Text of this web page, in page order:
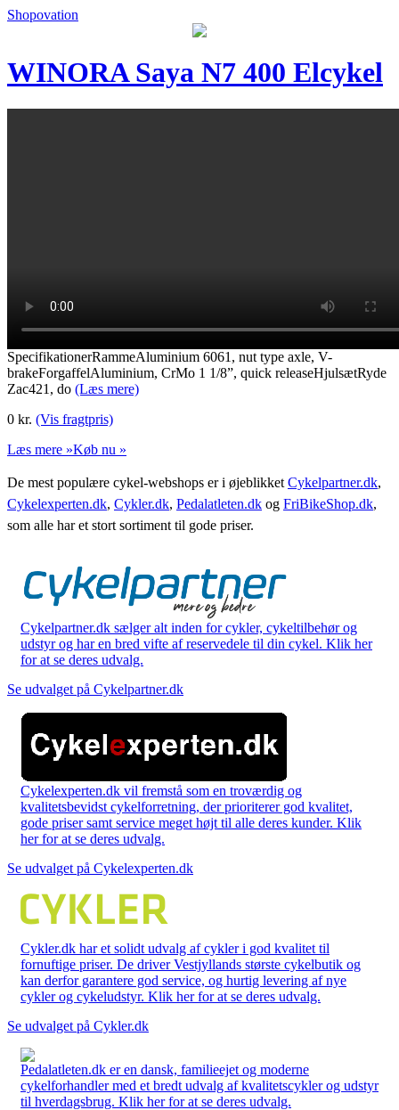
Shopovation
WINORA Saya N7 400 Elcykel
SpecifikationerRammeAluminium 6061, nut type axle, V-
brakeForgaffelAluminium, CrMo 1 1/8”, quick releaseHjulsætRyde
Zac421, do (Læs mere)
0 kr. (Vis fragtpris)
Læs mere »Køb nu »
De mest populære cykel-webshops er i øjeblikket Cykelpartner.dk,
Cykelexperten.dk, Cykler.dk, Pedalatleten.dk og FriBikeShop.dk,
som alle har et stort sortiment til gode priser.
Cykelpartner.dk sælger alt inden for cykler, cykeltilbehør og
udstyr og har en bred vifte af reservedele til din cykel. Klik her
for at se deres udvalg.
Se udvalget på Cykelpartner.dk
Cykelexperten.dk vil fremstå som en troværdig og
kvalitetsbevidst cykelforretning, der prioriterer god kvalitet,
gode priser samt service meget højt til alle deres kunder. Klik
her for at se deres udvalg.
Se udvalget på Cykelexperten.dk
Cykler.dk har et solidt udvalg af cykler i god kvalitet til
fornuftige priser. De driver Vestjyllands største cykelbutik og
kan derfor garantere god service, og hurtig levering af nye
cykler og cykeludstyr. Klik her for at se deres udvalg.
Se udvalget på Cykler.dk
Pedalatleten.dk er en dansk, familieejet og moderne
cykelforhandler med et bredt udvalg af kvalitetscykler og udstyr
til hverdagsbrug. Klik her for at se deres udvalg.